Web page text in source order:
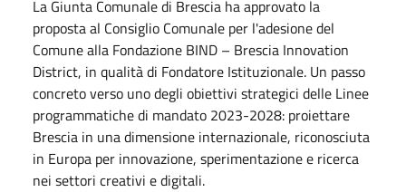
La Giunta Comunale di Brescia ha approvato la
proposta al Consiglio Comunale per l'adesione del
Comune alla Fondazione BIND – Brescia Innovation
District, in qualità di Fondatore Istituzionale. Un passo
concreto verso uno degli obiettivi strategici delle Linee
programmatiche di mandato 2023-2028: proiettare
Brescia in una dimensione internazionale, riconosciuta
in Europa per innovazione, sperimentazione e ricerca
nei settori creativi e digitali.